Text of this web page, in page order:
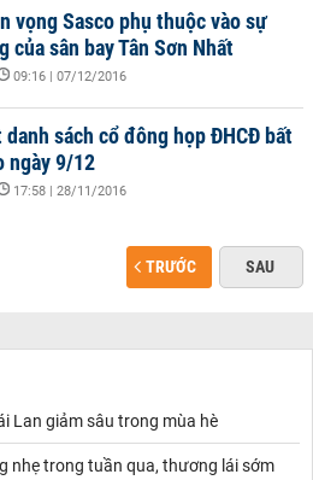
vọng Sasco phụ thuộc vào sự
của sân bay Tân Sơn Nhất
09:16 | 07/12/2016
danh sách cổ đông họp ĐHCĐ bất
ngày 9/12
17:58 | 28/11/2016
TRƯỚC SAU
Lan giảm sâu trong mùa hè
nhẹ trong tuần qua, thương lái sớm